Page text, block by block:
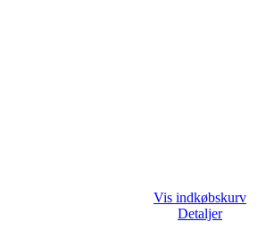
Vis indkøbskurv
Detaljer